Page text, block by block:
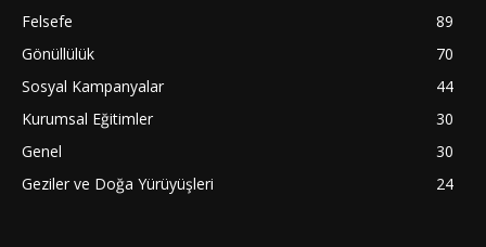
Felsefe
89
Gönüllülük
70
Sosyal Kampanyalar
44
Kurumsal Eğitimler
30
Genel
30
Geziler ve Doğa Yürüyüşleri
24